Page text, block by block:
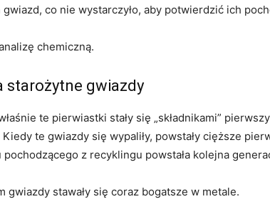
co nie wystarczyło, aby potwierdzić ich
chemiczną.
starożytne gwiazdy
te pierwiastki stały się „składnikami”
te gwiazdy się wypaliły, powstały cięższe
pochodzącego z recyklingu powstała kolejna
gwiazdy stawały się coraz bogatsze w metale.